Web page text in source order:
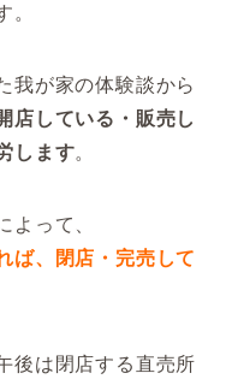
。
我が家の体験談から
店している・販売し
します。
よって、
ば、閉店・完売して
後は閉店する直売所